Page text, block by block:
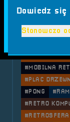
#BRZEG
#MEMORIAŁ
#MOBILNA
#PLAC
#PONG
#RETRO
#RETROSFERA
Dowiedz
Stanowczo